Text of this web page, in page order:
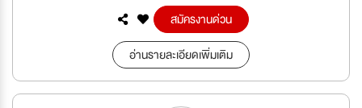
สมัครงานด่วน
อ่านรายละเอียดเพิ่มเติม